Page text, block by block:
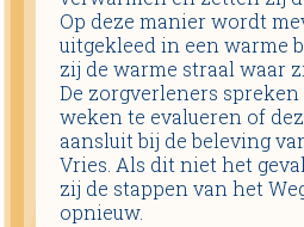
Op deze manier wordt
uitgekleed in een warme
zij de warme straal waar
De zorgverleners
weken te evalueren of
aansluit bij de beleving
Vries. Als dit niet het
zij de stappen van het
opnieuw.